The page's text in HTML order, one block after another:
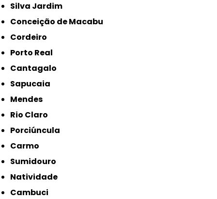
Silva Jardim
Conceição de Macabu
Cordeiro
Porto Real
Cantagalo
Sapucaia
Mendes
Rio Claro
Porciúncula
Carmo
Sumidouro
Natividade
Cambuci